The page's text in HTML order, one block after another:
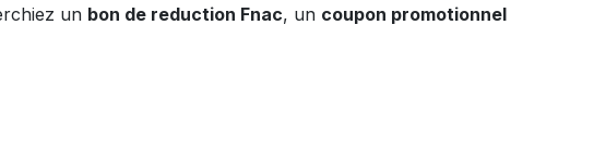
un bon de reduction Fnac, un coupon promotionnel